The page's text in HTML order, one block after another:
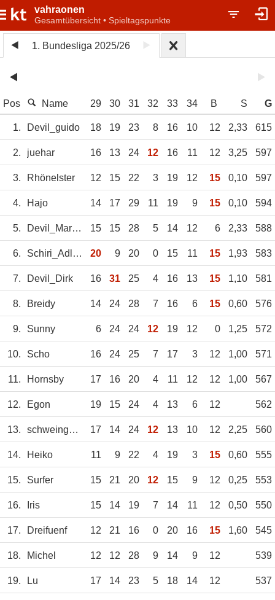
vahraonen
Gesamtübersicht • Spieltagspunkte
1. Bundesliga 2025/26
Pos Name 29 30 31 32 33 34 B S G
1. Devil_guido 18 19 23 8 16 10 12 2,33 615
2. juehar 16 13 24 12 16 11 12 3,25 597
3. Rhönelster 12 15 22 3 19 12 15 0,10 597
4. Hajo 14 17 29 11 19 9 15 0,10 594
5. Devil_Martina 15 15 28 5 14 12 6 2,33 588
6. Schiri_Adler_1 20 9 20 0 15 11 15 1,93 583
7. Devil_Dirk 16 31 25 4 16 13 15 1,10 581
8. Breidy 14 24 28 7 16 6 15 0,60 576
9. Sunny 6 24 24 12 19 12 0 1,25 572
10. Scho 16 24 25 7 17 3 12 1,00 571
11. Hornsby 17 16 20 4 11 12 12 1,00 567
12. Egon 19 15 24 4 13 6 12 562
13. schweingehabt 17 14 24 12 13 10 12 2,25 560
14. Heiko 11 9 22 4 19 3 15 0,60 555
15. Surfer 15 21 20 12 15 9 12 0,25 553
16. Iris 15 14 19 7 14 11 12 0,50 550
17. Dreifuenf 12 21 16 0 20 16 15 1,60 545
18. Michel 12 12 28 9 14 9 12 539
19. Lu 17 14 23 5 18 14 12 537